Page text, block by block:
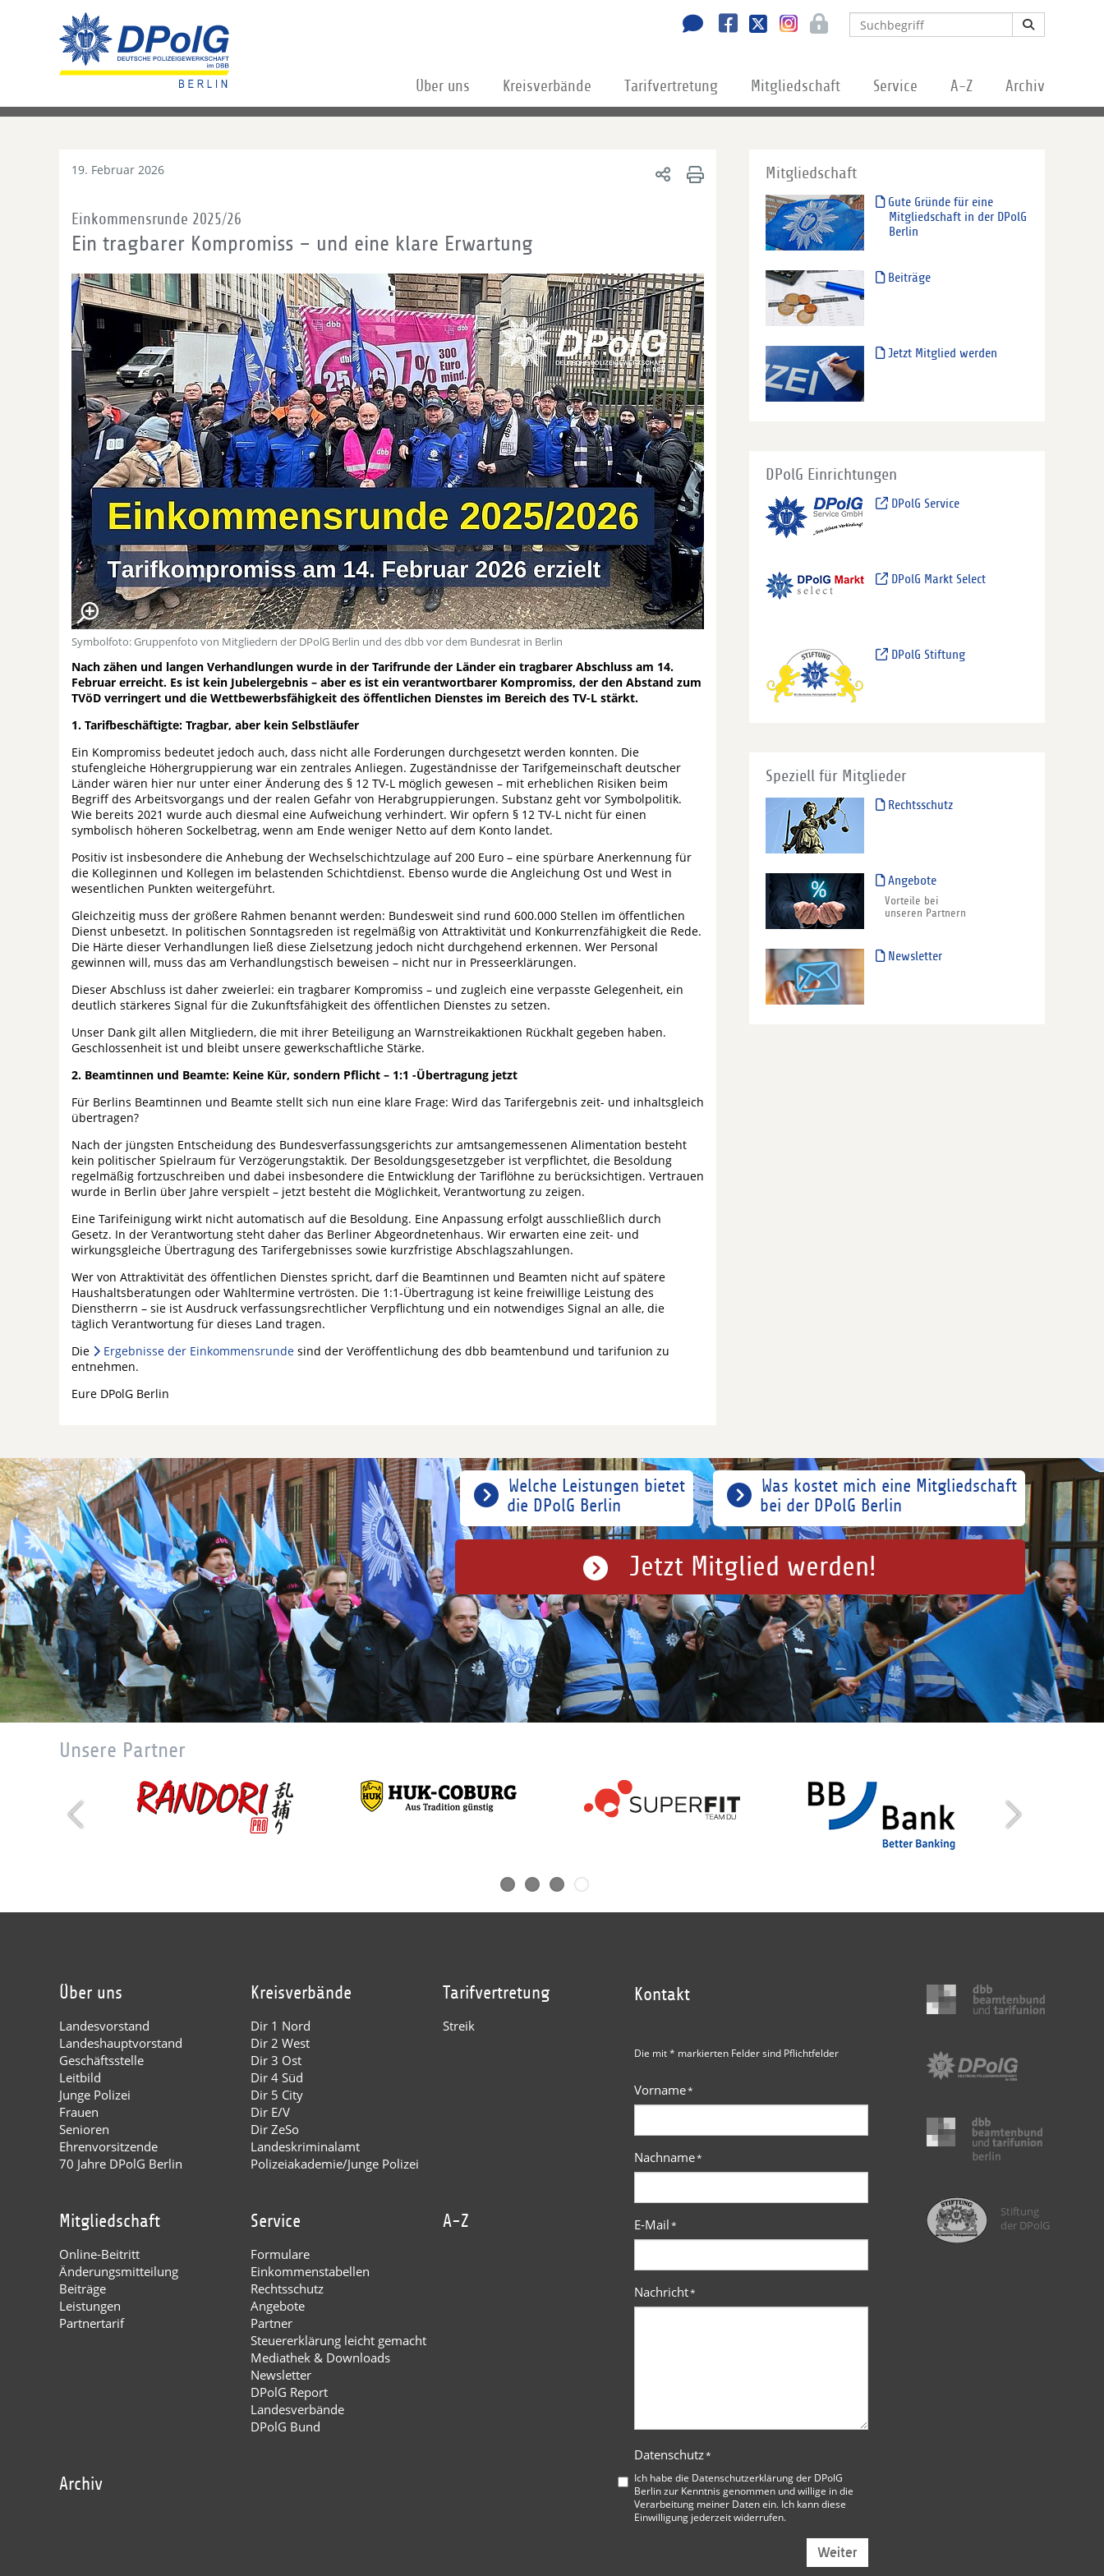
Über uns Kreisverbände Tarifvertretung Mitgliedschaft Service A-Z Archiv
19. Februar 2026
Einkommensrunde 2025/26
Ein tragbarer Kompromiss – und eine klare Erwartung
Symbolfoto: Gruppenfoto von Mitgliedern der DPolG Berlin und des dbb vor dem Bundesrat in Berlin
Nach zähen und langen Verhandlungen wurde in der Tarifrunde der Länder ein tragbarer Abschluss am 14.
Februar erreicht. Es ist kein Jubelergebnis – aber es ist ein verantwortbarer Kompromiss, der den Abstand zum
TVöD verringert und die Wettbewerbsfähigkeit des öffentlichen Dienstes im Bereich des TV-L stärkt.
1. Tarifbeschäftigte: Tragbar, aber kein Selbstläufer
Ein Kompromiss bedeutet jedoch auch, dass nicht alle Forderungen durchgesetzt werden konnten. Die
stufengleiche Höhergruppierung war ein zentrales Anliegen. Zugeständnisse der Tarifgemeinschaft deutscher
Länder wären hier nur unter einer Änderung des § 12 TV-L möglich gewesen – mit erheblichen Risiken beim
Begriff des Arbeitsvorgangs und der realen Gefahr von Herabgruppierungen. Substanz geht vor Symbolpolitik.
Wie bereits 2021 wurde auch diesmal eine Aufweichung verhindert. Wir opfern § 12 TV-L nicht für einen
symbolisch höheren Sockelbetrag, wenn am Ende weniger Netto auf dem Konto landet.
Positiv ist insbesondere die Anhebung der Wechselschichtzulage auf 200 Euro – eine spürbare Anerkennung für
die Kolleginnen und Kollegen im belastenden Schichtdienst. Ebenso wurde die Angleichung Ost und West in
wesentlichen Punkten weitergeführt.
Gleichzeitig muss der größere Rahmen benannt werden: Bundesweit sind rund 600.000 Stellen im öffentlichen
Dienst unbesetzt. In politischen Sonntagsreden ist regelmäßig von Attraktivität und Konkurrenzfähigkeit die Rede.
Die Härte dieser Verhandlungen ließ diese Zielsetzung jedoch nicht durchgehend erkennen. Wer Personal
gewinnen will, muss das am Verhandlungstisch beweisen – nicht nur in Presseerklärungen.
Dieser Abschluss ist daher zweierlei: ein tragbarer Kompromiss – und zugleich eine verpasste Gelegenheit, ein
deutlich stärkeres Signal für die Zukunftsfähigkeit des öffentlichen Dienstes zu setzen.
Unser Dank gilt allen Mitgliedern, die mit ihrer Beteiligung an Warnstreikaktionen Rückhalt gegeben haben.
Geschlossenheit ist und bleibt unsere gewerkschaftliche Stärke.
2. Beamtinnen und Beamte: Keine Kür, sondern Pflicht – 1:1 -Übertragung jetzt
Für Berlins Beamtinnen und Beamte stellt sich nun eine klare Frage: Wird das Tarifergebnis zeit- und inhaltsgleich
übertragen?
Nach der jüngsten Entscheidung des Bundesverfassungsgerichts zur amtsangemessenen Alimentation besteht
kein politischer Spielraum für Verzögerungstaktik. Der Besoldungsgesetzgeber ist verpflichtet, die Besoldung
regelmäßig fortzuschreiben und dabei insbesondere die Entwicklung der Tariflöhne zu berücksichtigen. Vertrauen
wurde in Berlin über Jahre verspielt – jetzt besteht die Möglichkeit, Verantwortung zu zeigen.
Eine Tarifeinigung wirkt nicht automatisch auf die Besoldung. Eine Anpassung erfolgt ausschließlich durch
Gesetz. In der Verantwortung steht daher das Berliner Abgeordnetenhaus. Wir erwarten eine zeit- und
wirkungsgleiche Übertragung des Tarifergebnisses sowie kurzfristige Abschlagszahlungen.
Wer von Attraktivität des öffentlichen Dienstes spricht, darf die Beamtinnen und Beamten nicht auf spätere
Haushaltsberatungen oder Wahltermine vertrösten. Die 1:1-Übertragung ist keine freiwillige Leistung des
Dienstherrn – sie ist Ausdruck verfassungsrechtlicher Verpflichtung und ein notwendiges Signal an alle, die
täglich Verantwortung für dieses Land tragen.
Die
Ergebnisse der Einkommensrunde sind der Veröffentlichung des dbb beamtenbund und tarifunion zu
entnehmen.
Eure DPolG Berlin
Mitgliedschaft
Gute Gründe für eine
Mitgliedschaft in der DPolG
Berlin
Beiträge
Jetzt Mitglied werden
DPolG Einrichtungen
DPolG Service
DPolG Markt Select
DPolG Stiftung
Speziell für Mitglieder
Rechtsschutz
Angebote
Vorteile bei
unseren Partnern
Newsletter
Was kostet mich eine Mitgliedschaft
bei der DPolG Berlin
Welche Leistungen bietet
die DPolG Berlin
Jetzt Mitglied werden!
Unsere Partner
Über uns
Landesvorstand
Landeshauptvorstand
Geschäftsstelle
Leitbild
Junge Polizei
Frauen
Senioren
Ehrenvorsitzende
70 Jahre DPolG Berlin
Kreisverbände
Dir 1 Nord
Dir 2 West
Dir 3 Ost
Dir 4 Süd
Dir 5 City
Dir E/V
Dir ZeSo
Landeskriminalamt
Polizeiakademie/Junge Polizei
Tarifvertretung
Streik
Mitgliedschaft
Online-Beitritt
Änderungsmitteilung
Beiträge
Leistungen
Partnertarif
Service
Formulare
Einkommenstabellen
Rechtsschutz
Angebote
Partner
Steuererklärung leicht gemacht
Mediathek & Downloads
Newsletter
DPolG Report
Landesverbände
DPolG Bund
A-Z
Archiv
Kontakt
Die mit * markierten Felder sind Pflichtfelder
Vorname*
Nachname*
E-Mail*
Nachricht*
Datenschutz*
Ich habe die Datenschutzerklärung der DPolG
Berlinzur Kenntnis genommen und willige in die
Verarbeitung meiner Daten ein. Ich kann diese
Einwilligung jederzeit widerrufen.
Weiter
Stiftung
der DPolG